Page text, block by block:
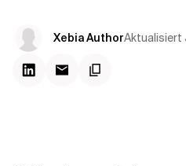
Xebia AuthorAktualisiert